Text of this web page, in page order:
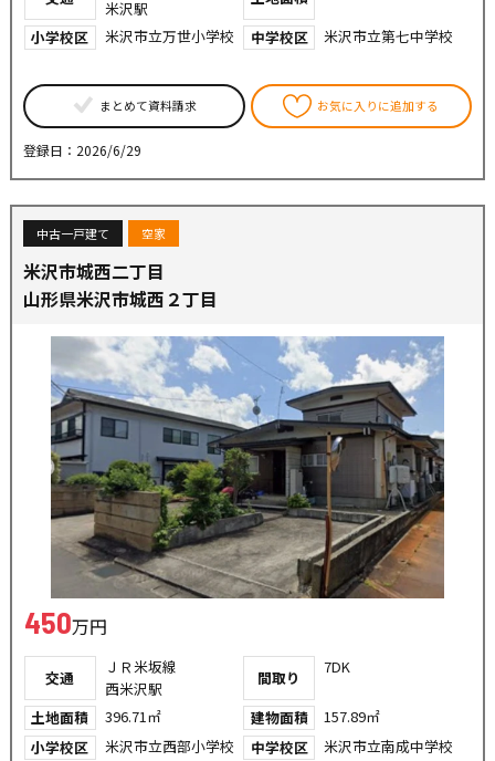
米沢駅
小学校区 米沢市立万世小学校 中学校区 米沢市立第七中学校
まとめて資料請求 お気に入りに追加する
登録日：2026/6/29
中古一戸建て 空家
米沢市城西二丁目
山形県米沢市城西２丁目
450万円
交通
ＪＲ米坂線
西米沢駅
間取り
7DK
土地面積 396.71㎡ 建物面積
157.89㎡
小学校区
米沢市立西部小学校 中学校区
米沢市立南成中学校